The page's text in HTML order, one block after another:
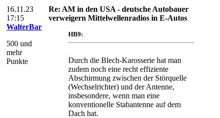
16.11.23
17:15
WalterBar
500 und
mehr
Punkte
Re: AM in den USA - deutsche Autobauer
verweigern Mittelwellenradios in E-Autos
HB9:
Durch die Blech-Karosserie hat man
zudem noch eine recht effiziente
Abschirmung zwischen der Störquelle
(Wechselrichter) und der Antenne,
insbesondere, wenn man eine
konventionelle Stabantenne auf dem
Dach hat.